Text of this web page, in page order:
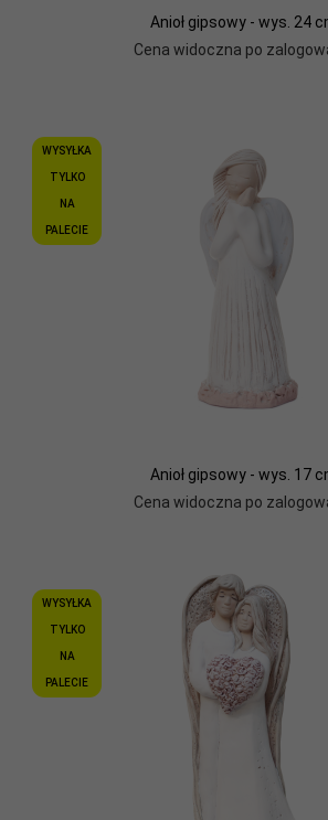
Anioł gipsowy - wys. 24
Cena widoczna po
WYSYŁKA
TYLKO
NA
PALECIE
Anioł gipsowy - wys. 17
Cena widoczna po
WYSYŁKA
TYLKO
NA
PALECIE